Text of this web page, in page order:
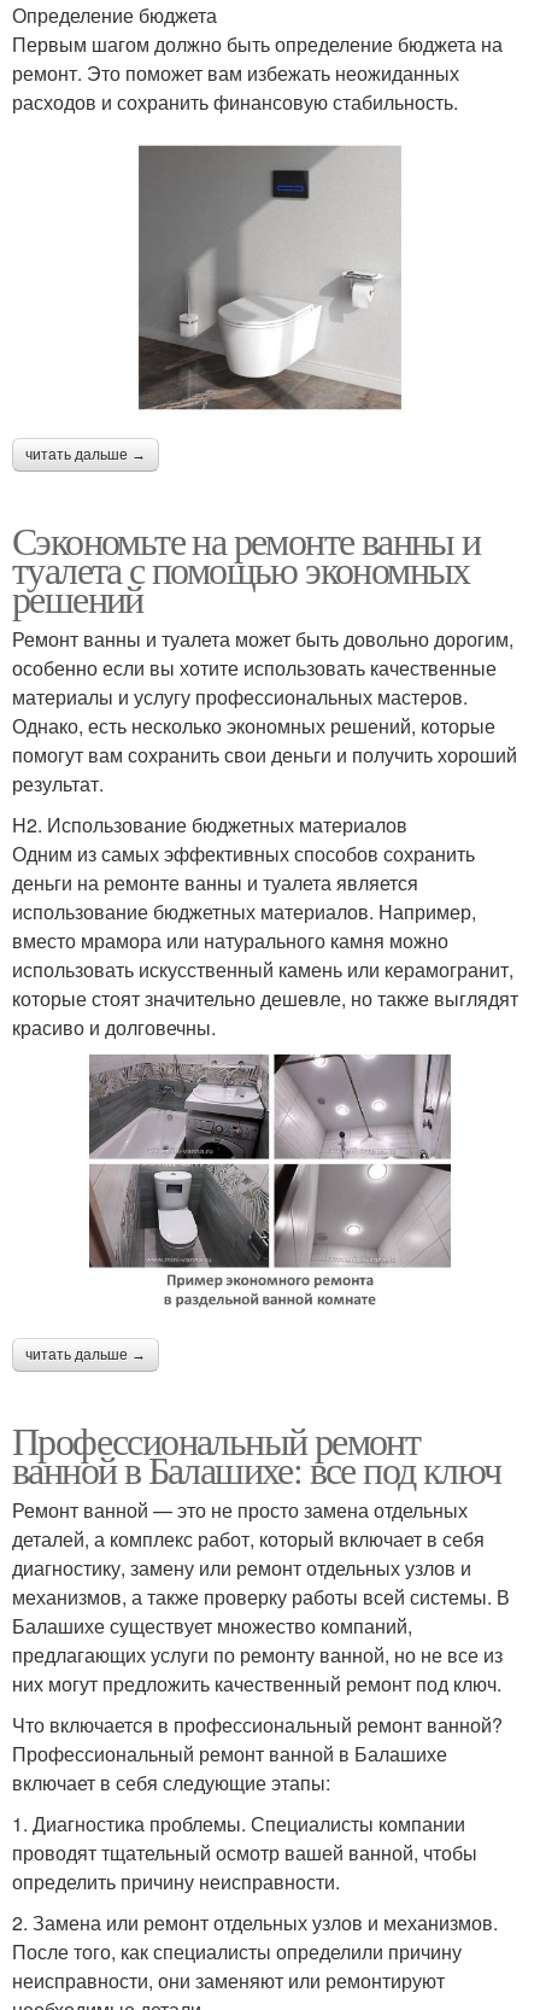
Определение бюджета
Первым шагом должно быть определение бюджета на
ремонт. Это поможет вам избежать неожиданных
расходов и сохранить финансовую стабильность.
читать дальше →
Сэкономьте на ремонте ванны и
туалета с помощью экономных
решений
Ремонт ванны и туалета может быть довольно дорогим,
особенно если вы хотите использовать качественные
материалы и услугу профессиональных мастеров.
Однако, есть несколько экономных решений, которые
помогут вам сохранить свои деньги и получить хороший
результат.
H2. Использование бюджетных материалов
Одним из самых эффективных способов сохранить
деньги на ремонте ванны и туалета является
использование бюджетных материалов. Например,
вместо мрамора или натурального камня можно
использовать искусственный камень или керамогранит,
которые стоят значительно дешевле, но также выглядят
красиво и долговечны.
читать дальше →
Профессиональный ремонт
ванной в Балашихе: все под ключ
Ремонт ванной — это не просто замена отдельных
деталей, а комплекс работ, который включает в себя
диагностику, замену или ремонт отдельных узлов и
механизмов, а также проверку работы всей системы. В
Балашихе существует множество компаний,
предлагающих услуги по ремонту ванной, но не все из
них могут предложить качественный ремонт под ключ.
Что включается в профессиональный ремонт ванной?
Профессиональный ремонт ванной в Балашихе
включает в себя следующие этапы:
1. Диагностика проблемы. Специалисты компании
проводят тщательный осмотр вашей ванной, чтобы
определить причину неисправности.
2. Замена или ремонт отдельных узлов и механизмов.
После того, как специалисты определили причину
неисправности, они заменяют или ремонтируют